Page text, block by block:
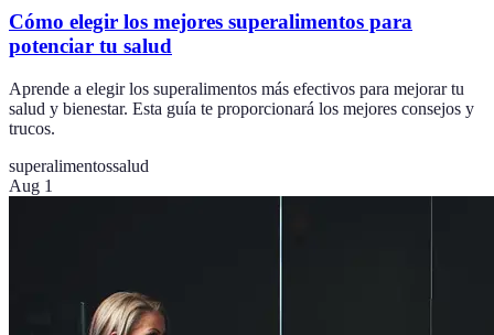
Cómo elegir los mejores superalimentos para
potenciar tu salud
Aprende a elegir los superalimentos más efectivos para mejorar tu
salud y bienestar. Esta guía te proporcionará los mejores consejos y
trucos.
superalimentossalud
Aug 1